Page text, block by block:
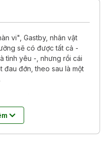
vi", Gastby, nhân vật
sẽ có được tất cả -
tình yêu -, nhưng rồi cái
đau đớn, theo sau là một
1918-1929),
tinh thần của thế hệ cùng